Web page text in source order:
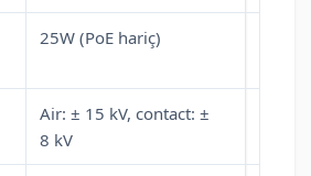
25W (PoE hariç)
Air: ± 15 kV, contact: ±
8 kV